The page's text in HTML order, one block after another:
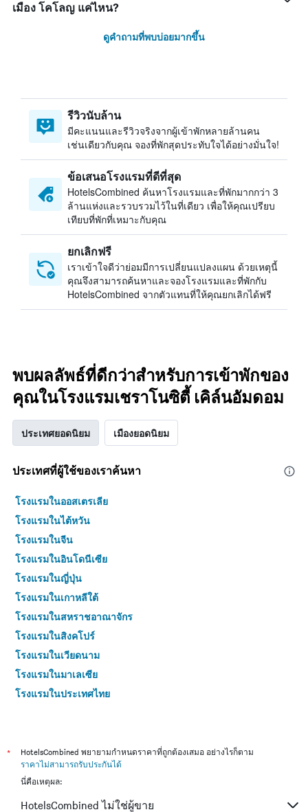
เมือง โคโลญ แค่ไหน?
ดูคำถามที่พบบ่อยมากขึ้น
รีวิวนับล้าน
มีคะแนนและรีวิวจริงจากผู้เข้าพักหลายล้านคน
เช่นเดียวกับคุณ จองที่พักสุดประทับใจได้อย่างมั่นใจ!
ข้อเสนอโรงแรมที่ดีที่สุด
HotelsCombined ค้นหาโรงแรมและที่พักมากกว่า 3
ล้านแห่งและรวบรวมไว้ในที่เดียว เพื่อให้คุณเปรียบ
เทียบที่พักที่เหมาะกับคุณ
ยกเลิกฟรี
เราเข้าใจดีว่าย่อมมีการเปลี่ยนแปลงแผน ด้วยเหตุนี้
คุณจึงสามารถค้นหาและจองโรงแรมและที่พักกับ
HotelsCombined จากตัวแทนที่ให้คุณยกเลิกได้ฟรี
พบผลลัพธ์ที่ดีกว่าสำหรับการเข้าพักของ
คุณในโรงแรมเชราโนซิตี้ เคิล์นอัมดอม
ประเทศยอดนิยม เมืองยอดนิยม
ประเทศที่ผู้ใช้ของเราค้นหา
โรงแรมในออสเตรเลีย
โรงแรมในไต้หวัน
โรงแรมในจีน
โรงแรมในอินโดนีเซีย
โรงแรมในญี่ปุ่น
โรงแรมในเกาหลีใต้
โรงแรมในสหราชอาณาจักร
โรงแรมในสิงคโปร์
โรงแรมในเวียดนาม
โรงแรมในมาเลเซีย
โรงแรมในประเทศไทย
*
HotelsCombined พยายามกำหนดราคาที่ถูกต้องเสมอ อย่างไรก็ตาม
ราคาไม่สามารถรับประกันได้
นี่คือเหตุผล:
HotelsCombined ไม่ใช่ผู้ขาย